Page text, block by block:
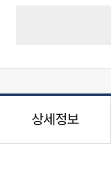
상세정보